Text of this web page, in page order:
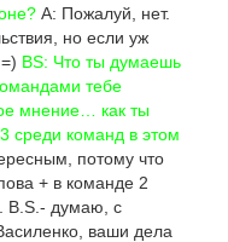
А: Пожалуй, нет.
но если уж
BS: Что ты думаешь
тебе
мнение… как ты
среди команд в этом
потому что
+ в команде 2
B.S.- думаю, с
ваши дела